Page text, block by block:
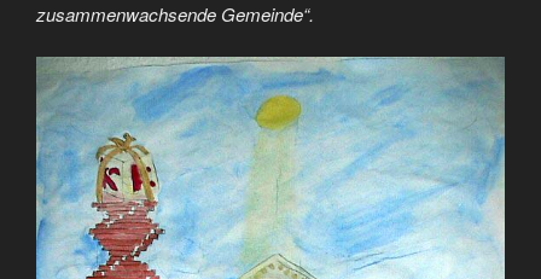
zusammenwachsende Gemeinde“.